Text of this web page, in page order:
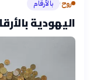
روح› بالأرقام
اليهودية